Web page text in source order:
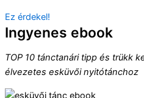
Ez érdekel!
Ingyenes ebook
TOP 10 tánctanári tipp és trükk
élvezetes esküvői nyitótánchoz